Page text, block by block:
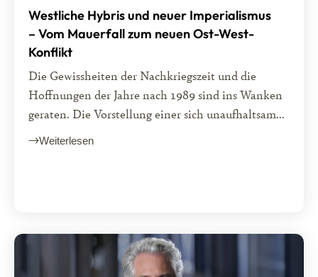
Westliche Hybris und neuer Imperialismus
– Vom Mauerfall zum neuen Ost-West-
Konflikt
Die Gewissheiten der Nachkriegszeit und die
Hoffnungen der Jahre nach 1989 sind ins Wanken
geraten. Die Vorstellung einer sich unaufhaltsam...
Weiterlesen